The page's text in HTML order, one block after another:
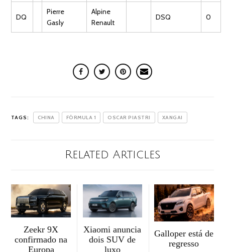
DQ
Pierre
Gasly
Alpine
Renault
DSQ 0
TAGS: CHINA FÓRMULA 1 OSCAR PIASTRI XANGAI
Related Articles
Zeekr 9X
confirmado na
Europa
Xiaomi anuncia
dois SUV de
luxo
Galloper está de
regresso